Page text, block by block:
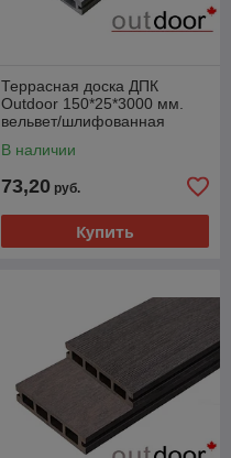
Террасная доска ДПК
Outdoor 150*25*3000 мм.
вельвет/шлифованная
В наличии
73,20 руб.
Купить